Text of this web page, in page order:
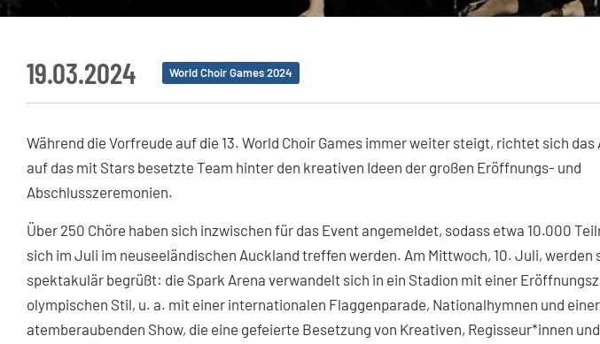
19.03.2024 World Choir Games 2024
Während die Vorfreude auf die 13. World Choir Games immer weiter steigt, richtet sich das
auf das mit Stars besetzte Team hinter den kreativen Ideen der großen Eröffnungs- und
Abschlusszeremonien.
Über 250 Chöre haben sich inzwischen für das Event angemeldet, sodass etwa 10.000
sich im Juli im neuseeländischen Auckland treffen werden. Am Mittwoch, 10. Juli, werden
spektakulär begrüßt: die Spark Arena verwandelt sich in ein Stadion mit einer
olympischen Stil, u. a. mit einer internationalen Flaggenparade, Nationalhymnen und einer
atemberaubenden Show, die eine gefeierte Besetzung von Kreativen, Regisseur*innen und